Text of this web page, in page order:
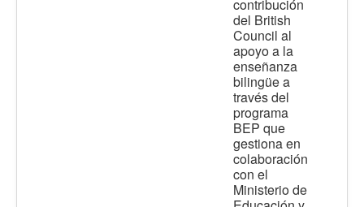
contribución
del British
Council al
apoyo a la
enseñanza
bilingüe a
través del
programa
BEP que
gestiona en
colaboración
con el
Ministerio de